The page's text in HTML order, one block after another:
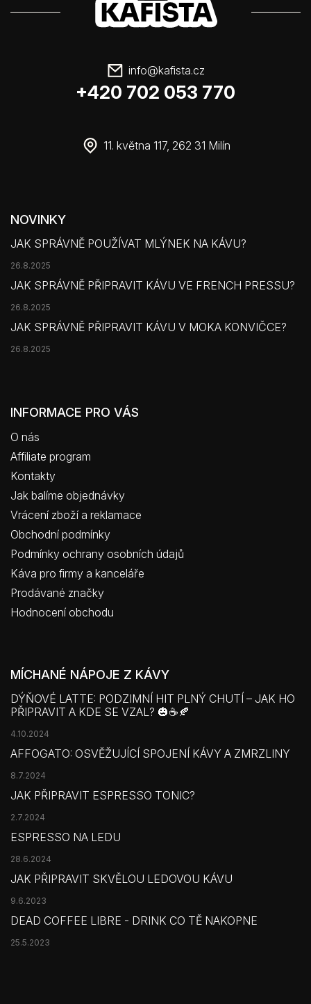
info@kafista.cz
+420 702 053 770
11. května 117, 262 31 Milín
NOVINKY
JAK SPRÁVNĚ POUŽÍVAT MLÝNEK NA KÁVU?
26.8.2025
JAK SPRÁVNĚ PŘIPRAVIT KÁVU VE FRENCH PRESSU?
26.8.2025
JAK SPRÁVNĚ PŘIPRAVIT KÁVU V MOKA KONVIČCE?
26.8.2025
INFORMACE PRO VÁS
O nás
Affiliate program
Kontakty
Jak balíme objednávky
Vrácení zboží a reklamace
Obchodní podmínky
Podmínky ochrany osobních údajů
Káva pro firmy a kanceláře
Prodávané značky
Hodnocení obchodu
MÍCHANÉ NÁPOJE Z KÁVY
DÝŇOVÉ LATTE: PODZIMNÍ HIT PLNÝ CHUTÍ – JAK HO
PŘIPRAVIT A KDE SE VZAL? 🎃☕🍂
4.10.2024
AFFOGATO: OSVĚŽUJÍCÍ SPOJENÍ KÁVY A ZMRZLINY
8.7.2024
JAK PŘIPRAVIT ESPRESSO TONIC?
2.7.2024
ESPRESSO NA LEDU
28.6.2024
JAK PŘIPRAVIT SKVĚLOU LEDOVOU KÁVU
9.6.2023
DEAD COFFEE LIBRE - DRINK CO TĚ NAKOPNE
25.5.2023